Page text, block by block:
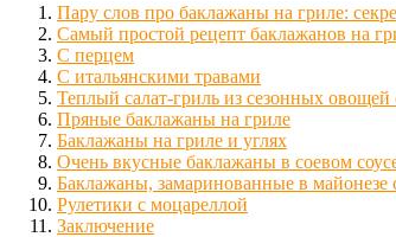
Пару слов про баклажаны на гриле:
Самый простой рецепт баклажанов на
С перцем
С итальянскими травами
Теплый салат-гриль из сезонных овощей
Пряные баклажаны на гриле
Баклажаны на гриле и углях
Очень вкусные баклажаны в соевом
Баклажаны, замаринованные в майонезе
Рулетики с моцареллой
Заключение